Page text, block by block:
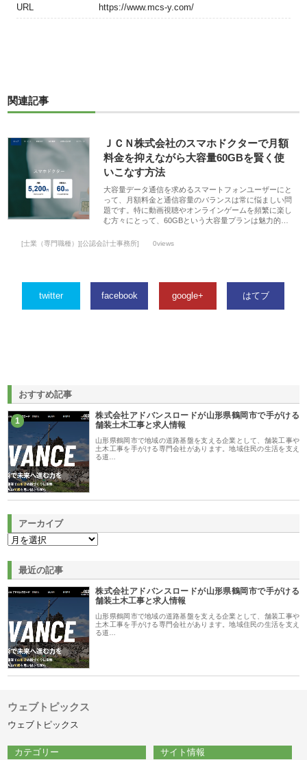
URL https://www.mcs-y.com/
関連記事
ＪＣＮ株式会社のスマホドクターで月額
料金を抑えながら大容量60GBを賢く使
いこなす方法
大容量データ通信を求めるスマートフォンユーザーにと
って、月額料金と通信容量のバランスは常に悩ましい問
題です。特に動画視聴やオンラインゲームを頻繁に楽し
む方々にとって、60GBという大容量プランは魅力的…
[士業（専門職種）][公認会計士事務所] 0views
twitter facebook google+ はてブ
おすすめ記事
1
株式会社アドバンスロードが山形県鶴岡市で手がける
舗装土木工事と求人情報
山形県鶴岡市で地域の道路基盤を支える企業として、舗装工事や
土木工事を手がける専門会社があります。地域住民の生活を支え
る道…
アーカイブ
最近の記事
株式会社アドバンスロードが山形県鶴岡市で手がける
舗装土木工事と求人情報
山形県鶴岡市で地域の道路基盤を支える企業として、舗装工事や
土木工事を手がける専門会社があります。地域住民の生活を支え
る道…
ウェブトピックス
ウェブトピックス
カテゴリー サイト情報